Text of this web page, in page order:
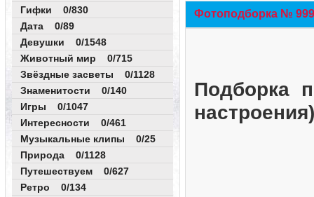
Гифки 0/830
Дата 0/89
Девушки 0/1548
Животный мир 0/715
Звёздные засветы 0/1128
Знаменитости 0/140
Игры 0/1047
Интересности 0/461
Музыкальные клипы 0/25
Природа 0/1128
Путешествуем 0/627
Ретро 0/134
Фотоподборка №
Подборка